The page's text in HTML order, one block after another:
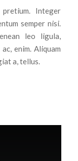
Integer
semper nisi.
leo ligula,
enim. Aliquam
a, tellus.